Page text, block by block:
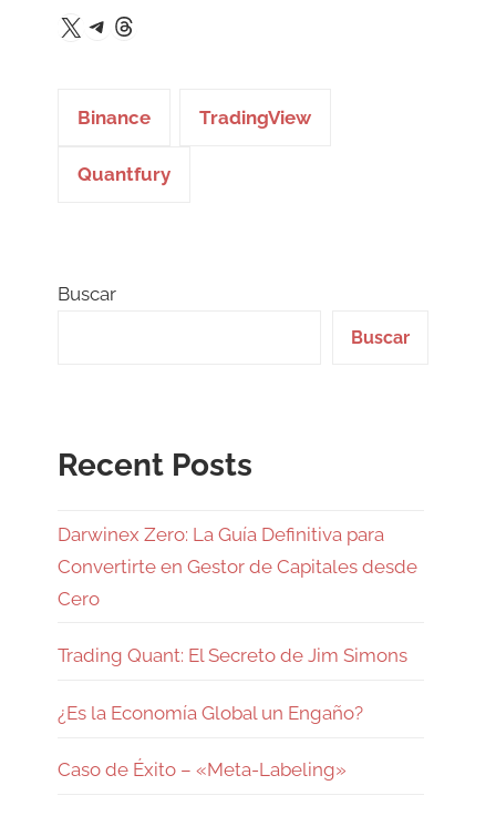
X Telegram
Threads
Binance TradingView
Quantfury
Buscar
Buscar
Recent Posts
Darwinex Zero: La Guía Definitiva para
Convertirte en Gestor de Capitales desde
Cero
Trading Quant: El Secreto de Jim Simons
¿Es la Economía Global un Engaño?
Caso de Éxito – «Meta-Labeling»